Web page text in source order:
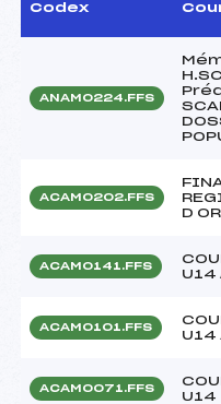
Codex
ANAM0224.FFS
ACAM0202.FFS
D
ACAM0141.FFS
U14
ACAM0101.FFS
U14
ACAM0071.FFS
U14